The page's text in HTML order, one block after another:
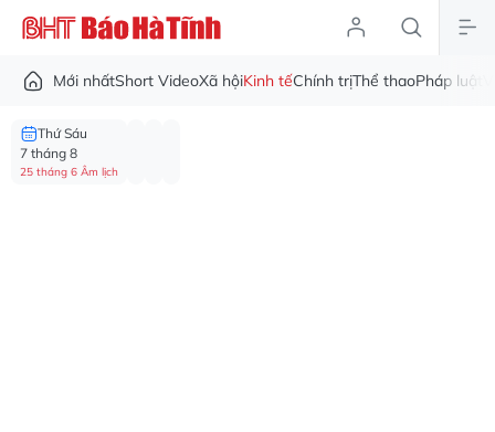
Mới nhấtShort VideoXã hộiKinh tếChính trịThể thaoPháp luật
Thứ Sáu
7 tháng 8
25 tháng 6 Âm lịch